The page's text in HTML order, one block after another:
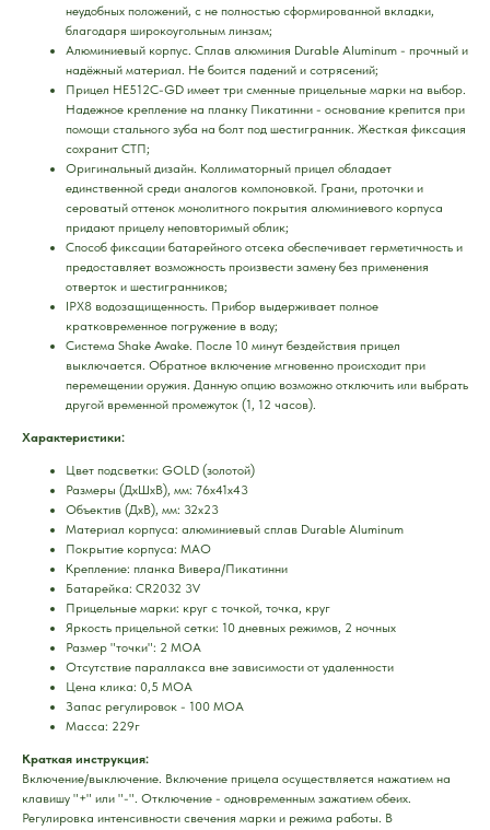
неудобных положений, с не полностью сформированной вкладки,
благодаря широкоугольным линзам;
Алюминиевый корпус. Сплав алюминия Durable Aluminum - прочный и
надёжный материал. Не боится падений и сотрясений;
Прицел HE512C-GD имеет три сменные прицельные марки на выбор.
Надежное крепление на планку Пикатинни - основание крепится при
помощи стального зуба на болт под шестигранник. Жесткая фиксация
сохранит СТП;
Оригинальный дизайн. Коллиматорный прицел обладает
единственной среди аналогов компоновкой. Грани, проточки и
сероватый оттенок монолитного покрытия алюминиевого корпуса
придают прицелу неповторимый облик;
Способ фиксации батарейного отсека обеспечивает герметичность и
предоставляет возможность произвести замену без применения
отверток и шестигранников;
IPX8 водозащищенность. Прибор выдерживает полное
кратковременное погружение в воду;
Система Shake Awake. После 10 минут бездействия прицел
выключается. Обратное включение мгновенно происходит при
перемещении оружия. Данную опцию возможно отключить или выбрать
другой временной промежуток (1, 12 часов).
Характеристики:
Цвет подсветки: GOLD (золотой)
Размеры (ДхШхВ), мм: 76x41x43
Объектив (ДхВ), мм: 32x23
Материал корпуса: алюминиевый сплав Durable Aluminum
Покрытие корпуса: MAO
Крепление: планка Вивера/Пикатинни
Батарейка: CR2032 3V
Прицельные марки: круг с точкой, точка, круг
Яркость прицельной сетки: 10 дневных режимов, 2 ночных
Размер "точки": 2 МОА
Отсутствие параллакса вне зависимости от удаленности
Цена клика: 0,5 МОА
Запас регулировок - 100 MOA
Масса: 229г
Краткая инструкция:
Включение/выключение. Включение прицела осуществляется нажатием на
клавишу "+" или "-". Отключение - одновременным зажатием обеих.
Регулировка интенсивности свечения марки и режима работы. В